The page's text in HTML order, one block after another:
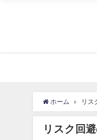
ホーム リス
リスク回